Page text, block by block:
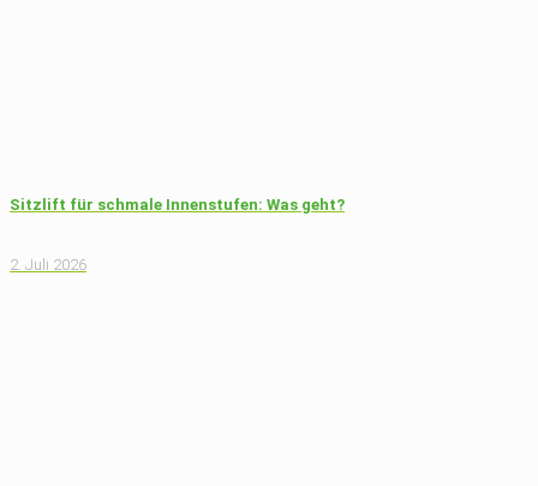
Sitzlift für schmale Innenstufen: Was geht?
2. Juli 2026